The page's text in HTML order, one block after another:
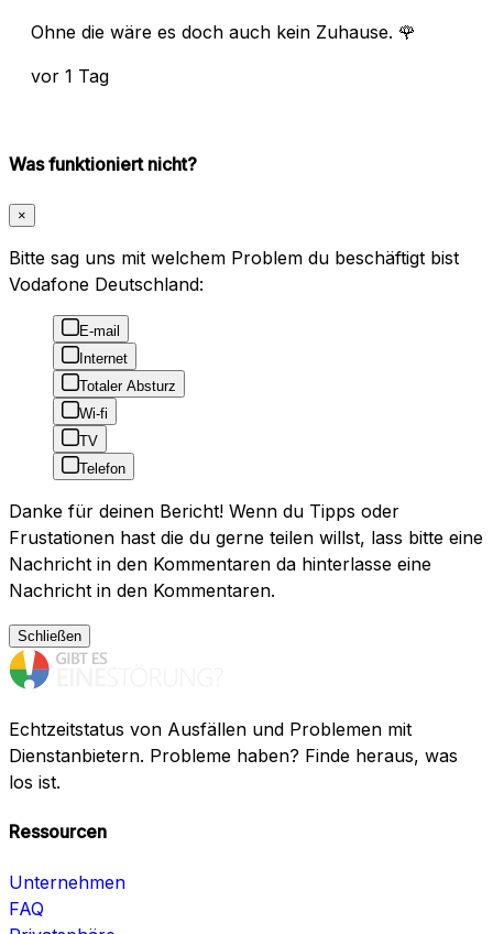
Ohne die wäre es doch auch kein Zuhause. 🌹
vor 1 Tag
Was funktioniert nicht?
×
Bitte sag uns mit welchem Problem du beschäftigt bist
Vodafone Deutschland:
E-mail
Internet
Totaler Absturz
Wi-fi
TV
Telefon
Danke für deinen Bericht! Wenn du Tipps oder
Frustationen hast die du gerne teilen willst, lass bitte eine
Nachricht in den Kommentaren da hinterlasse eine
Nachricht in den Kommentaren.
Schließen
Echtzeitstatus von Ausfällen und Problemen mit
Dienstanbietern. Probleme haben? Finde heraus, was
los ist.
Ressourcen
Unternehmen
FAQ